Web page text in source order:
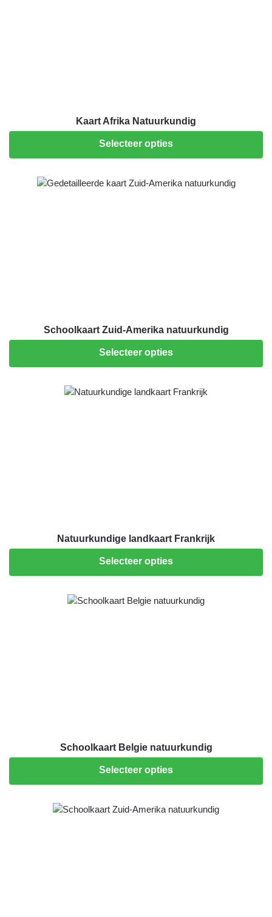
Kaart Afrika Natuurkundig
Selecteer opties
Schoolkaart Zuid-Amerika natuurkundig
Selecteer opties
Natuurkundige landkaart Frankrijk
Selecteer opties
Schoolkaart Belgie natuurkundig
Selecteer opties